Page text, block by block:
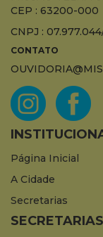
CEP : 63200-000
CNPJ :
CONTATO
Página Inicial
A Cidade
Secretarias
SECRETARIAS